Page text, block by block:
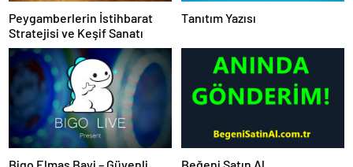
Peygamberlerin İstihbarat
Stratejisi ve Keşif Sanatı
Tanıtım Yazısı